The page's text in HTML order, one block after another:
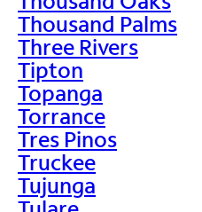
Thousand Palms
Three Rivers
Tipton
Topanga
Torrance
Tres Pinos
Truckee
Tujunga